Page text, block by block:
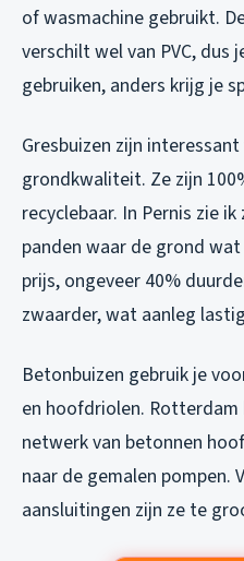
of wasmachine gebruikt.
verschilt wel van PVC, dus
gebruiken, anders krijg je
Gresbuizen zijn
grondkwaliteit. Ze zijn
recyclebaar. In Pernis zie
panden waar de grond
prijs, ongeveer 40%
zwaarder, wat aanleg
Betonbuizen gebruik je
en hoofdriolen.
netwerk van betonnen
naar de gemalen pompen.
aansluitingen zijn ze te